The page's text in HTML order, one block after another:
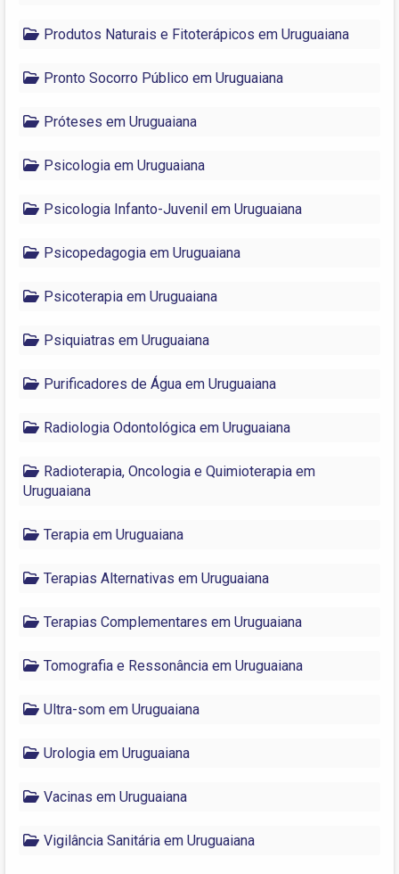
Produtos Naturais e Fitoterápicos em Uruguaiana
Pronto Socorro Público em Uruguaiana
Próteses em Uruguaiana
Psicologia em Uruguaiana
Psicologia Infanto-Juvenil em Uruguaiana
Psicopedagogia em Uruguaiana
Psicoterapia em Uruguaiana
Psiquiatras em Uruguaiana
Purificadores de Água em Uruguaiana
Radiologia Odontológica em Uruguaiana
Radioterapia, Oncologia e Quimioterapia em
Uruguaiana
Terapia em Uruguaiana
Terapias Alternativas em Uruguaiana
Terapias Complementares em Uruguaiana
Tomografia e Ressonância em Uruguaiana
Ultra-som em Uruguaiana
Urologia em Uruguaiana
Vacinas em Uruguaiana
Vigilância Sanitária em Uruguaiana